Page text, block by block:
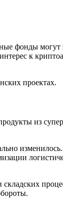
фонды
к
проектах.
из
складских